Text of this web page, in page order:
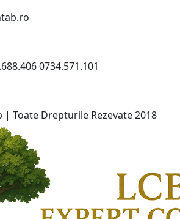
0734.571.101
| Toate Drepturile Rezevate 2018